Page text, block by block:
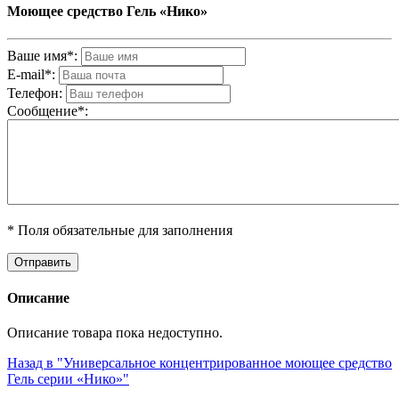
Моющее средство Гель «Нико»
Ваше имя*:
E-mail*:
Телефон:
Cообщениe*:
* Поля обязательные для заполнения
Описание
Описание товара пока недоступно.
Назад в "Универсальное концентрированное моющее средство
Гель серии «Нико»"